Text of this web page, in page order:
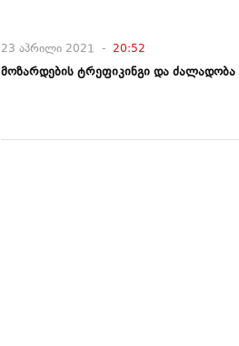
23 აპრილი 2021 - 20:52
მოზარდების ტრეფიკინგი და ძალადობა